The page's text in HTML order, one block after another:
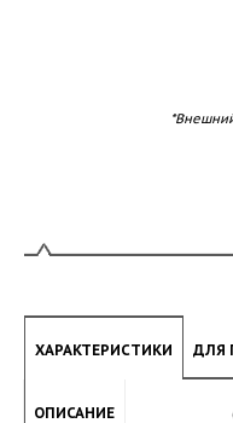
ХАРАКТЕРИСТИКИ ДЛЯ
ОПИСАНИЕ